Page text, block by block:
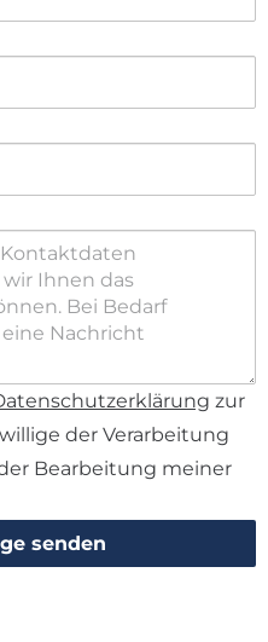
zur
der Verarbeitung
Bearbeitung meiner
senden